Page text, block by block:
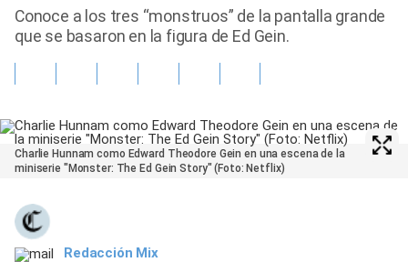
Tendencias Mix
Conoce a los tres “monstruos” de la pantalla grande
que se basaron en la figura de Ed Gein.
Charlie Hunnam como Edward Theodore Gein en una escena de la
miniserie "Monster: The Ed Gein Story" (Foto: Netflix)
Redacción Mix